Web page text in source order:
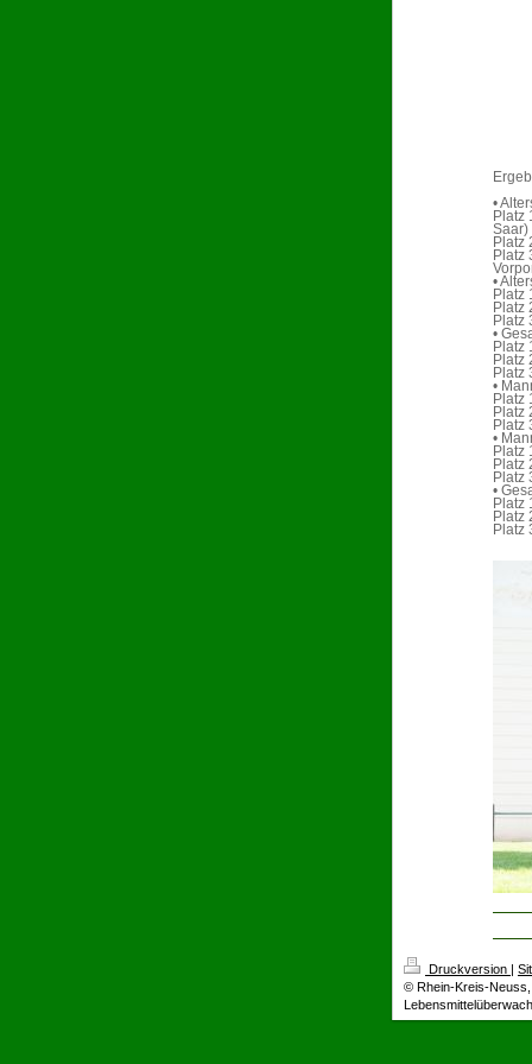
•
Platz
Saar)
Platz
Platz
•
Platz
Platz
Platz
•
Platz
Platz
Platz
•
Platz
Platz
Platz
•
Platz
Platz
Platz
•
Platz
Platz
Platz
Druckversion |
© Rhein-Kreis-